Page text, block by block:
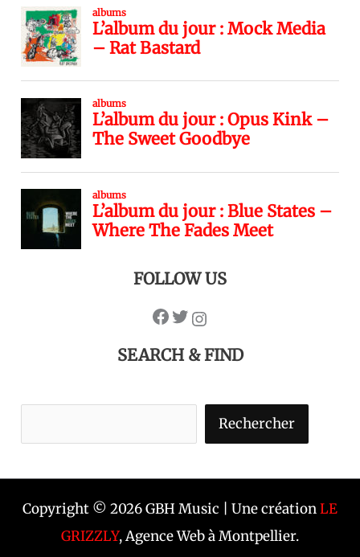
FOLLOW US
SEARCH & FIND
Rechercher
Copyright © 2026 GBH Music | Une créationLE
GRIZZLY, Agence Web à Montpellier.